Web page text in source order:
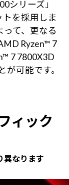
シリーズ」
を採用しま
て、更なる
Ryzen™ 7
7 7800X3D
可能です。
ィック
異なります